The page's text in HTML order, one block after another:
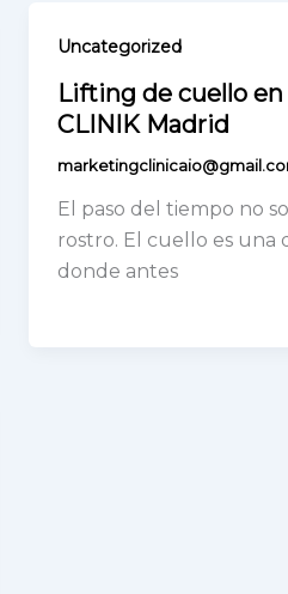
Uncategorized
Lifting de cuello
CLINIK Madrid
El paso del tiempo no
rostro. El cuello es una
donde antes